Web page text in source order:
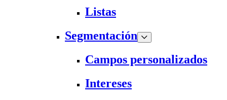
Listas
Segmentación
Campos personalizados
Intereses